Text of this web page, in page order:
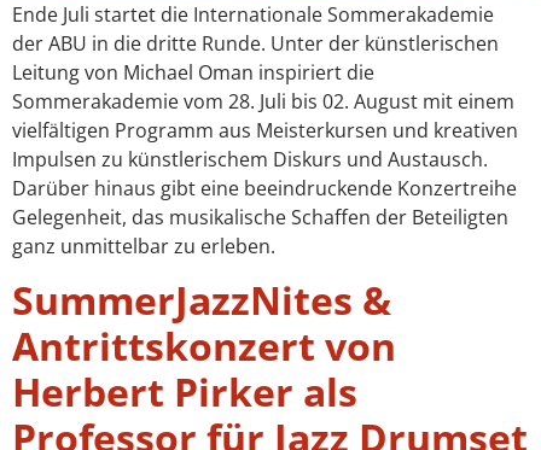
Ende Juli startet die Internationale Sommerakademie
der ABU in die dritte Runde. Unter der künstlerischen
Leitung von Michael Oman inspiriert die
Sommerakademie vom 28. Juli bis 02. August mit einem
vielfältigen Programm aus Meisterkursen und kreativen
Impulsen zu künstlerischem Diskurs und Austausch.
Darüber hinaus gibt eine beeindruckende Konzertreihe
Gelegenheit, das musikalische Schaffen der Beteiligten
ganz unmittelbar zu erleben.
SummerJazzNites &
Antrittskonzert von
Herbert Pirker als
Professor für Jazz Drumset